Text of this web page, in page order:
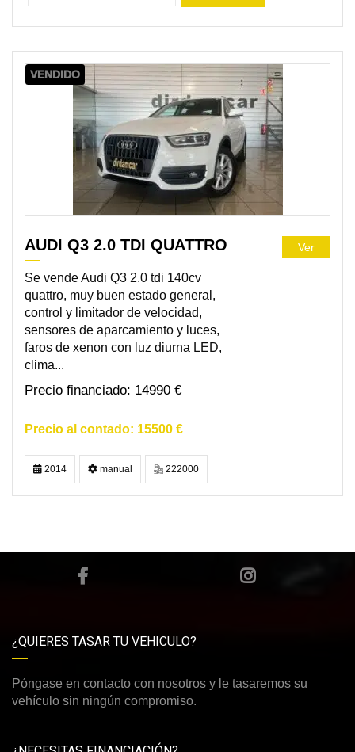
VENDIDO
AUDI Q3 2.0 TDI QUATTRO
Se vende Audi Q3 2.0 tdi 140cv
quattro, muy buen estado general,
control y limitador de velocidad,
sensores de aparcamiento y luces,
faros de xenon con luz diurna LED,
clima...
14990 €
15500 €
Ver
2014 manual 222000
¿QUIERES TASAR TU VEHICULO?
Póngase en contacto con nosotros y le tasaremos su
vehículo sin ningún compromiso.